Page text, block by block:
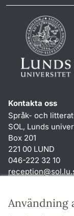
Användning
Kontakta oss
Språk- och
SOL, Lunds
Box 201
221 00 LUND
046-222 32 10
reception@sol.lu.
Genvägar
Om webbplatsen